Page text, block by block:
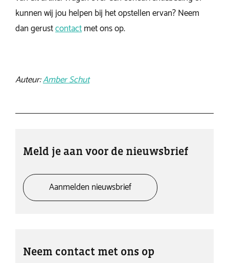
Meld je aan voor de nieuwsbrief
Aanmelden nieuwsbrief
Neem contact met ons op
kunnen wij jou helpen bij het opstellen ervan? Neem
dan gerustcontactmet ons op.
Auteur:Amber Schut